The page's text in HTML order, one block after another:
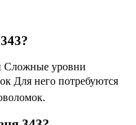
Сложные уровни
Для него потребуются